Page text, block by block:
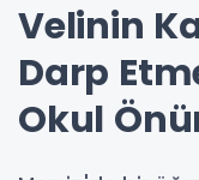
Velinin
Darp
Okul